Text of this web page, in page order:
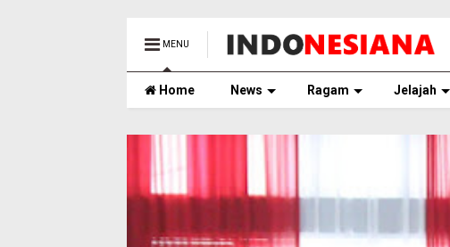
MENU
Home News Ragam Jelajah